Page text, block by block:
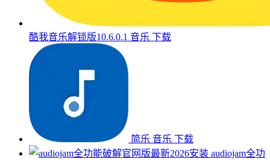
酷我音乐解锁版10.6.0.1 音乐 下载
简乐 音乐 下载
audiojam全功